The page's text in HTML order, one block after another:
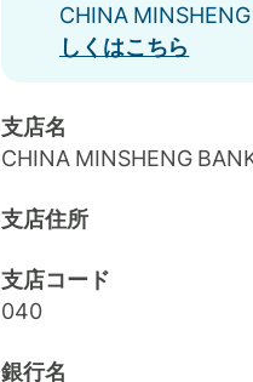
CHINA
しくはこちら
支店名
CHINA MINSHENG
支店住所
支店コード
040
銀行名